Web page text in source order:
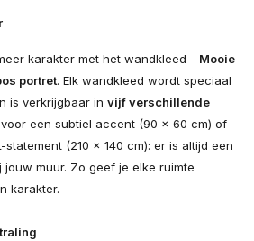
karakter met het wandkleed - Mooie
portret. Elk wandkleed wordt speciaal
is verkrijgbaar in vijf verschillende
een subtiel accent (90 × 60 cm) of
(210 × 140 cm): er is altijd een
muur. Zo geef je elke ruimte
karakter.